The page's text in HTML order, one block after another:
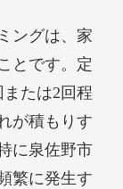
ングは、家
とです。定
たは2回程
が積もりす
に泉佐野市
繁に発生す